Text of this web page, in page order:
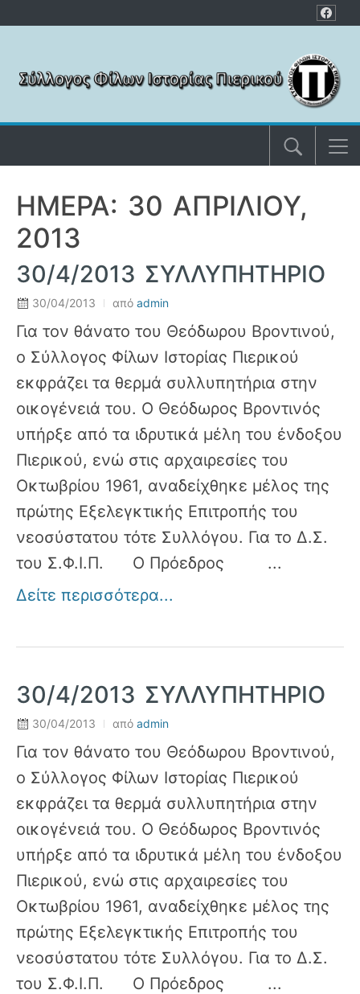
ΗΜΈΡΑ: 30 ΑΠΡΙΛΊΟΥ,
2013
30/4/2013 ΣΥΛΛΥΠΗΤΗΡΙΟ
30/04/2013 από admin
Για τον θάνατο του Θεόδωρου Βροντινού,
ο Σύλλογος Φίλων Ιστορίας Πιερικού
εκφράζει τα θερμά συλλυπητήρια στην
οικογένειά του. Ο Θεόδωρος Βροντινός
υπήρξε από τα ιδρυτικά μέλη του ένδοξου
Πιερικού, ενώ στις αρχαιρεσίες του
Οκτωβρίου 1961, αναδείχθηκε μέλος της
πρώτης Εξελεγκτικής Επιτροπής του
νεοσύστατου τότε Συλλόγου. Για το Δ.Σ.
του Σ.Φ.Ι.Π. Ο Πρόεδρος ...
Δείτε περισσότερα...
30/4/2013 ΣΥΛΛΥΠΗΤΗΡΙΟ
30/04/2013 από admin
Για τον θάνατο του Θεόδωρου Βροντινού,
ο Σύλλογος Φίλων Ιστορίας Πιερικού
εκφράζει τα θερμά συλλυπητήρια στην
οικογένειά του. Ο Θεόδωρος Βροντινός
υπήρξε από τα ιδρυτικά μέλη του ένδοξου
Πιερικού, ενώ στις αρχαιρεσίες του
Οκτωβρίου 1961, αναδείχθηκε μέλος της
πρώτης Εξελεγκτικής Επιτροπής του
νεοσύστατου τότε Συλλόγου. Για το Δ.Σ.
του Σ.Φ.Ι.Π. Ο Πρόεδρος ...